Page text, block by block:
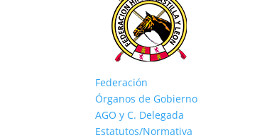
Federación
Órganos de Gobierno
AGO y C. Delegada
Estatutos/Normativa